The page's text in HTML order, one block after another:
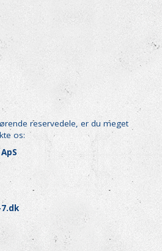
reservedele, er du meget
os: